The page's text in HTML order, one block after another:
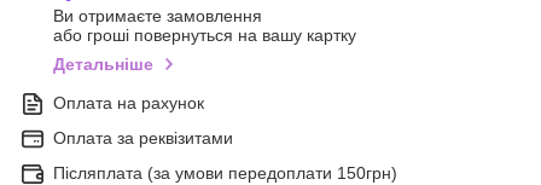
Ви отримаєте замовлення
або гроші повернуться на вашу картку
Детальніше
Оплата на рахунок
Оплата за реквізитами
Післяплата (за умови передоплати 150грн)